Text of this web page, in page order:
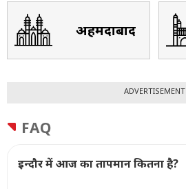
अहमदाबाद
ADVERTISEMENT
FAQ
इन्दौर में आज का तापमान कितना है?